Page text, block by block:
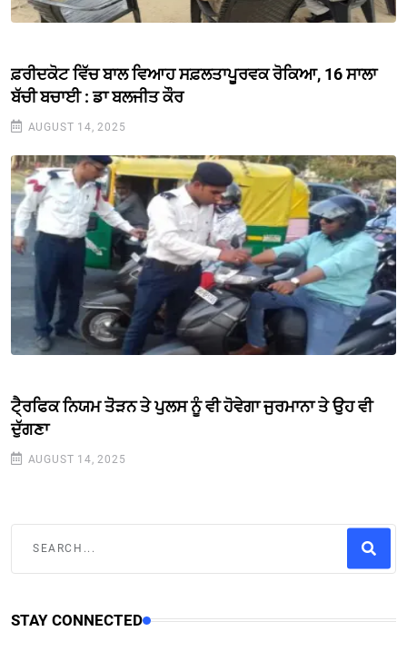
ਫ਼ਰੀਦਕੋਟ ਵਿੱਚ ਬਾਲ ਵਿਆਹ ਸਫ਼ਲਤਾਪੂਰਵਕ ਰੋਕਿਆ, 16 ਸਾਲਾ
ਬੱਚੀ ਬਚਾਈ : ਡਾ ਬਲਜੀਤ ਕੌਰ
AUGUST 14, 2025
ਟੈ੍ਰਫਿਕ ਨਿਯਮ ਤੋੋੜਨ ਤੇ ਪੁਲਸ ਨੂੰ ਵੀ ਹੋਵੇਗਾ ਜੁਰਮਾਨਾ ਤੇ ਉਹ ਵੀ
ਦੁੱਗਣਾ
AUGUST 14, 2025
STAY CONNECTED